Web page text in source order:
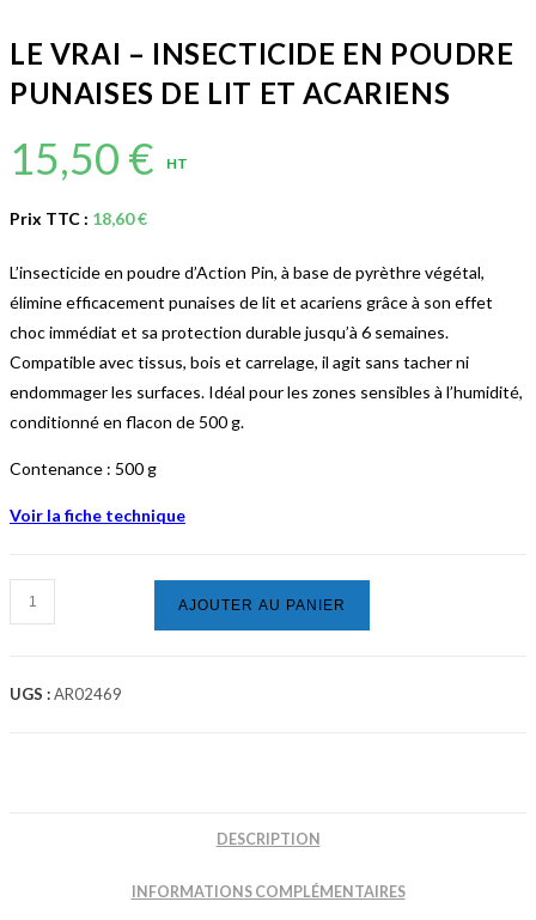
LE VRAI – INSECTICIDE EN POUDRE
PUNAISES DE LIT ET ACARIENS
15,50 € HT
Prix TTC : 18,60€
L’insecticide en poudre d’Action Pin, à base de pyrèthre végétal,
élimine efficacement punaises de lit et acariens grâce à son effet
choc immédiat et sa protection durable jusqu’à 6 semaines.
Compatible avec tissus, bois et carrelage, il agit sans tacher ni
endommager les surfaces. Idéal pour les zones sensibles à l’humidité,
conditionné en flacon de 500 g.
Contenance : 500 g
Voir la fiche technique
quantité
de
AJOUTER AU PANIER
UGS :AR02469
DESCRIPTION
INFORMATIONS COMPLÉMENTAIRES